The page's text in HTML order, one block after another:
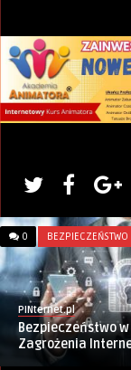
0 BEZPIECZEŃSTWO
PINternet.pl
Bezpieczeństwo
Zagrożenia